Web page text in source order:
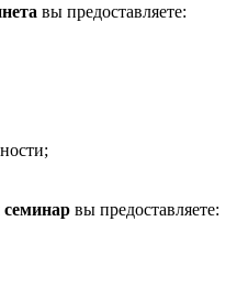
вы предоставляете:
вы предоставляете: